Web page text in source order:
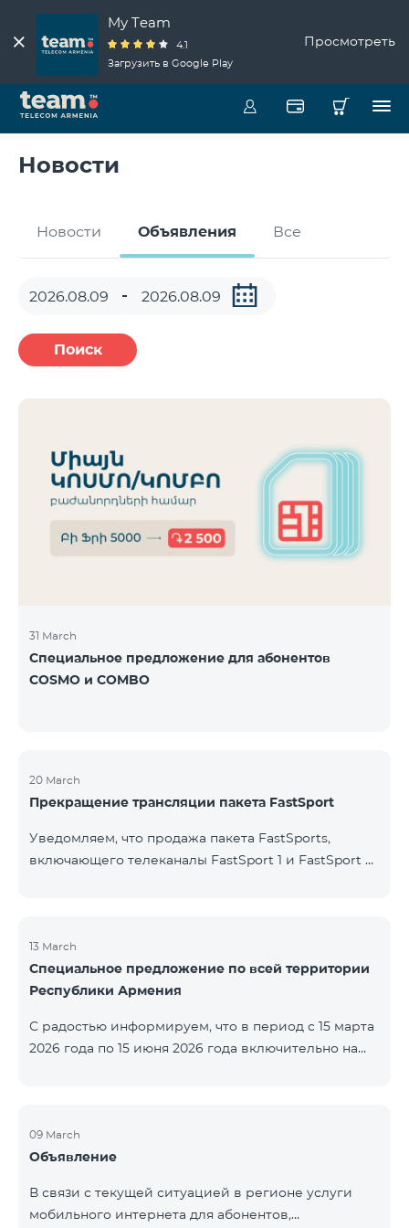
My Team
4.1
Загрузить в Google Play
Просмотреть
Новости
Новости Объявления Все
Поиск
31 March
Специальное предложение для абонентов
COSMO и COMBO
20 March
Прекращение трансляции пакета FastSport
Уведомляем, что продажа пакета FastSports,
включающего телеканалы FastSport 1 и FastSport 2,
решением вещателя. По вопросам или для
получения дополнительной информации просим
обращаться в компанию «Фаст Медиа».
13 March
Специальное предложение по всей территории
Республики Армения
С радостью информируем, что в период с 15 марта
2026 года по 15 июня 2026 года включительно на
Региональный будут доступны со скидкой 25% при
подключении на 12 месяцев с автоматическим
пакет COMBO 4 9900 также предоставляется со
скидкой 25% сроком на 12 месяцев. Кроме того, для
09 March
Объявление
В связи с текущей ситуацией в регионе услуги
мобильного интернета для абонентов,